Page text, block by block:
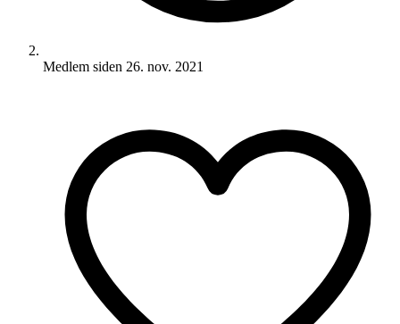
Medlem siden 26. nov. 2021